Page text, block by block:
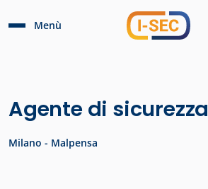
Menù
Agente di sicurezza
Milano - Malpensa